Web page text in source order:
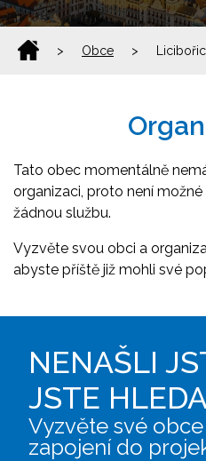
> Obce >
Tato obec momentálně
organizaci, proto není
žádnou službu.
Vyzvěte svou obci a
abyste příště již mohli své
NENAŠLI
JSTE
Vyzvěte své
zapojení do